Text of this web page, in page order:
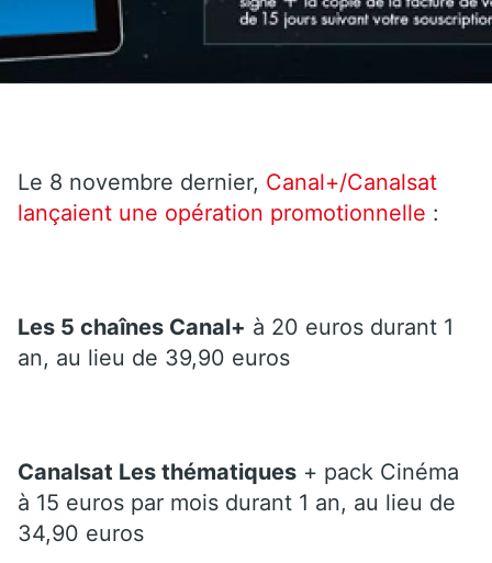
Le 8 novembre dernier, Canal+/Canalsat
lançaient une opération promotionnelle :
Les 5 chaînes Canal+ à 20 euros durant 1
an, au lieu de 39,90 euros
Canalsat Les thématiques + pack Cinéma
à 15 euros par mois durant 1 an, au lieu de
34,90 euros